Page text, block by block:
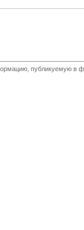
публикуемую